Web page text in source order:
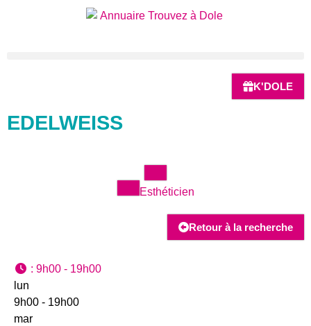
K'DOLE
EDELWEISS
Esthéticien
Retour à la recherche
: 9h00 - 19h00
lun
9h00 - 19h00
mar